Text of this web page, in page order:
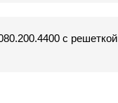
с решеткой